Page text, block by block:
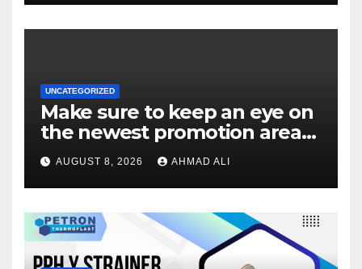
UNCATEGORIZED
Make sure to keep an eye on
the newest promotion area
once logging in to maximise
your winnings
AUGUST 8, 2026 AHMAD ALI